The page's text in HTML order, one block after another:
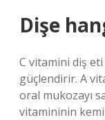
Dişe
C vitamini diş eti
güçlendirir. A
oral mukozayı
vitamininin